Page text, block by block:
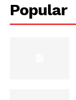
Popular